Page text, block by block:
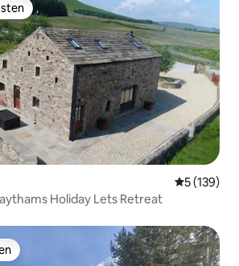
5 (139)
Holiday Lets Retreat